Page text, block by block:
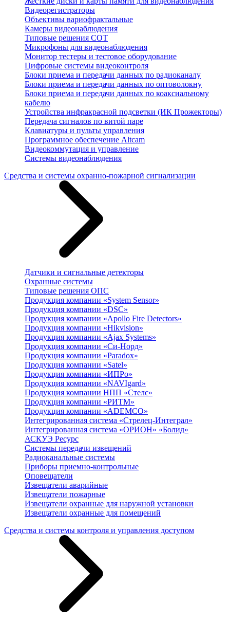
Видеорегистраторы
Объективы вариофрактальные
Камеры видеонаблюдения
Типовые решения СОТ
Микрофоны для видеонаблюдения
Монитор тестеры и тестовое оборудование
Цифровые системы видеоконтроля
Блоки приема и передачи данных по радиоканалу
Блоки приема и передачи данных по оптоволокну
Блоки приема и передачи данных по коаксиальному
кабелю
Устройства инфракрасной подсветки (ИК Прожекторы)
Передача сигналов по витой паре
Клавиатуры и пульты управления
Программное обеспечение Altcam
Видеокоммутация и управление
Системы видеонаблюдения
Средства и системы охранно-пожарной сигнализации
Датчики и сигнальные детекторы
Охранные системы
Типовые решения ОПС
Продукция компании «System Sensor»
Продукция компании «DSC»
Продукция компании «Apollo Fire Detectors»
Продукция компании «Hikvision»
Продукция компании «Ajax Systems»
Продукция компании «Си-Норд»
Продукция компании «Paradox»
Продукция компании «Satel»
Продукция компании «ИПРо»
Продукция компании «NAVIgard»
Продукция компании НПП «Стелс»
Продукция компании «РИТМ»
Продукция компании «ADEMCO»
Интегрированная система «Стрелец-Интеграл»
Интегрированная система «ОРИОН» «Болид»
АСКУЭ Ресурс
Системы передачи извещений
Радиоканальные системы
Приборы приемно-контрольные
Оповещатели
Извещатели аварийные
Извещатели пожарные
Извещатели охранные для наружной установки
Извещатели охранные для помещений
Средства и системы контроля и управления доступом